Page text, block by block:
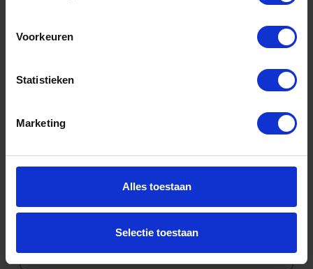
Voorkeuren
Statistieken
Marketing
Alles toestaan
Selectie toestaan
Ponsmachine, toebehoren
Schaafmachine, toebehoren